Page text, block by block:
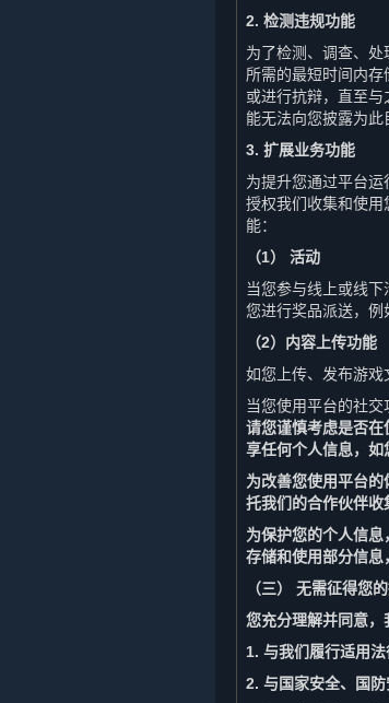
2. 检测违规功能
为了检测、调查、
所需的最短时间内
或进行抗辩，直至
能无法向您披露为此
3. 扩展业务功能
为提升您通过平台
授权我们收集和使
能：
（1） 活动
当您参与线上或线
您进行奖品派送，例
（2）内容上传功能
如您上传、发布游戏
当您使用平台的社
请您谨慎考虑是否
享任何个人信息，如
为改善您使用平台
托我们的合作伙伴收
为保护您的个人信息
存储和使用部分信息
（三） 无需征得您
您充分理解并同意，
1. 与我们履行适用法
2. 与国家安全、国防